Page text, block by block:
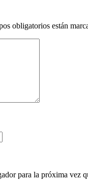
obligatorios están
para la próxima vez